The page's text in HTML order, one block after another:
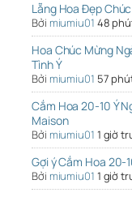
Lẵng Hoa Đẹp
Bởi miumiu01 48
Hoa Chúc Mừng
Tình Ý
Bởi miumiu01 57
Cắm Hoa 20-10 Ý
Maison
Bởi miumiu01 1 giờ
Gợi ý Cắm Hoa 20-
Bởi miumiu01 1 giờ